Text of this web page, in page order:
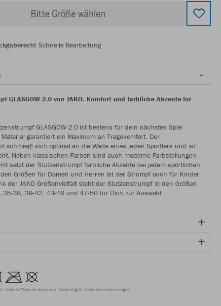
Bitte Größe wählen
Schnelle Bearbeitung
GLASGOW 2.0 von JAKO: Komfort und farbliche Akzente für
GLASGOW 2.0 ist bestens für dein nächstes Spiel
garantiert ein Maximum an Tragekomfort. Der
schmiegt sich optimal an die Wade eines jeden Sportlers und ist
Neben klassischen Farben sind auch moderne Farbstellungen
setzt der Stutzenstrumpf farbliche Akzente bei jedem sportlichen
Größen für Damen und Herren ist der Strumpf auch für Kinder
der JAKO Größenvielfalt steht der Stutzenstrumpf in den Größen
38, 39-42, 43-46 und 47-50 für Dich zur Auswahl.
Nicht im Trockner trocknen Nicht bügeln Nicht chemisch reinigen